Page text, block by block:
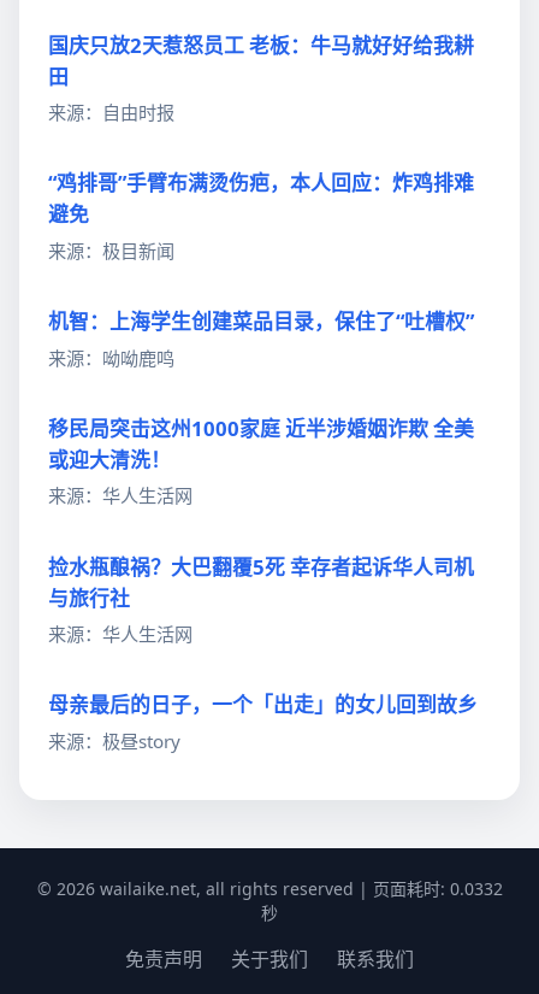
国庆只放2天惹怒员工 老板：牛马就好好给我耕
田
来源：自由时报
“鸡排哥”手臂布满烫伤疤，本人回应：炸鸡排难
避免
来源：极目新闻
机智：上海学生创建菜品目录，保住了“吐槽权”
来源：呦呦鹿鸣
移民局突击这州1000家庭 近半涉婚姻诈欺 全美
或迎大清洗！
来源：华人生活网
捡水瓶酿祸？大巴翻覆5死 幸存者起诉华人司机
与旅行社
来源：华人生活网
母亲最后的日子，一个「出走」的女儿回到故乡
来源：极昼story
© 2026 wailaike.net, all rights reserved | 页面耗时: 0.0332
秒
免责声明 关于我们 联系我们